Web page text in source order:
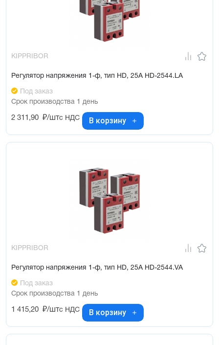
KIPPRIBOR
Регулятор напряжения 1-ф, тип HD, 25А HD-2544.LA
Под заказ
Срок производства 1 день
2 311,90 ₽/штс НДС В корзину
KIPPRIBOR
Регулятор напряжения 1-ф, тип HD, 25А HD-2544.VA
Под заказ
Срок производства 1 день
1 415,20 ₽/штс НДС В корзину